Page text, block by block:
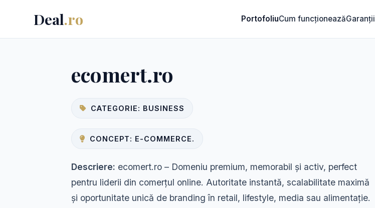
Deal.ro PortofoliuCum funcționeazăGaranții
ecomert.ro
CATEGORIE: BUSINESS
CONCEPT: E-COMMERCE.
Descriere: ecomert.ro – Domeniu premium, memorabil și activ, perfect
pentru liderii din comerțul online. Autoritate instantă, scalabilitate maximă
și oportunitate unică de branding în retail, lifestyle, media sau alimentație.